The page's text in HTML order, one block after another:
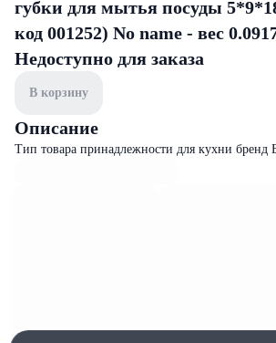
губки для мытья посуды
код 001252) No name - вес
Недоступно для заказа
В корзину
Описание
Тип товара принадлежности для кухни бренд